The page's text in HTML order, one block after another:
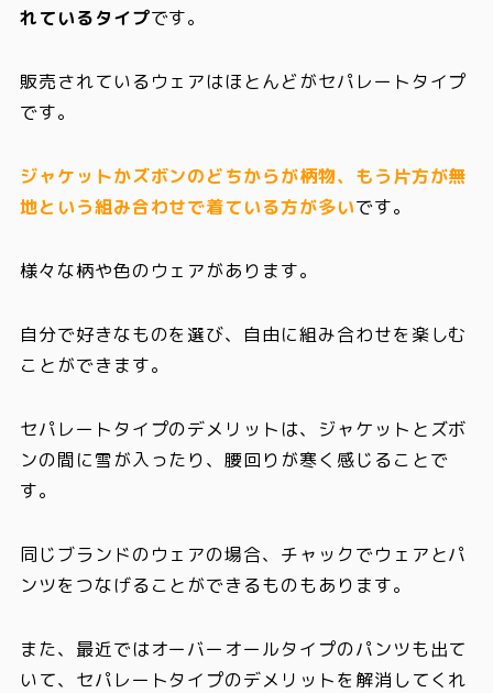
れているタイプです。
販売されているウェアはほとんどがセパレートタイプ
です。
ジャケットかズボンのどちからが柄物、もう片方が無
地という組み合わせで着ている方が多いです。
様々な柄や色のウェアがあります。
自分で好きなものを選び、自由に組み合わせを楽しむ
ことができます。
セパレートタイプのデメリットは、ジャケットとズボ
ンの間に雪が入ったり、腰回りが寒く感じることで
す。
同じブランドのウェアの場合、チャックでウェアとパ
ンツをつなげることができるものもあります。
また、最近ではオーバーオールタイプのパンツも出て
いて、セパレートタイプのデメリットを解消してくれ